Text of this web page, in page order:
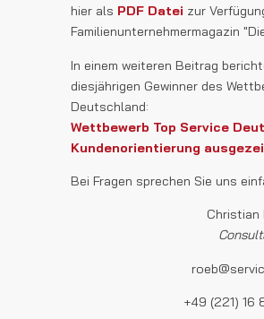
hier als PDF Datei zur
Familienunternehmermagazin
In einem weiteren Beitrag
diesjährigen Gewinner des
Deutschland:
Wettbewerb Top Service
Kundenorientierung
Bei Fragen sprechen Sie uns
Christian
+49 (221)